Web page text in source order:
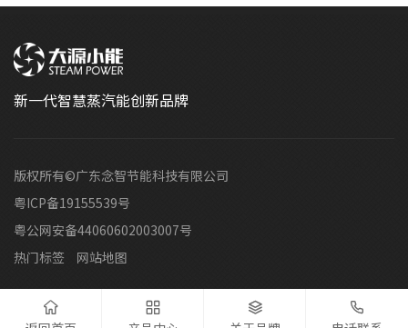
新一代智慧蒸汽能创新品牌
版权所有©广东念智节能科技有限公司
粤ICP备19155539号
粤公网安备44060602003007号
热门标签
网站地图
   